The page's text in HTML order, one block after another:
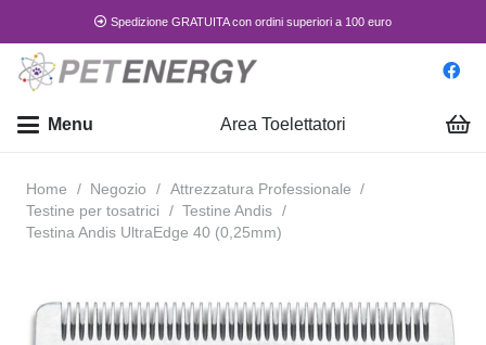
Spedizione GRATUITA con ordini superiori a 100 euro
Menu Area Toelettatori
Home / Negozio / Attrezzatura Professionale /
Testine per tosatrici
/ Testine Andis /
Testina Andis UltraEdge 40 (0,25mm)